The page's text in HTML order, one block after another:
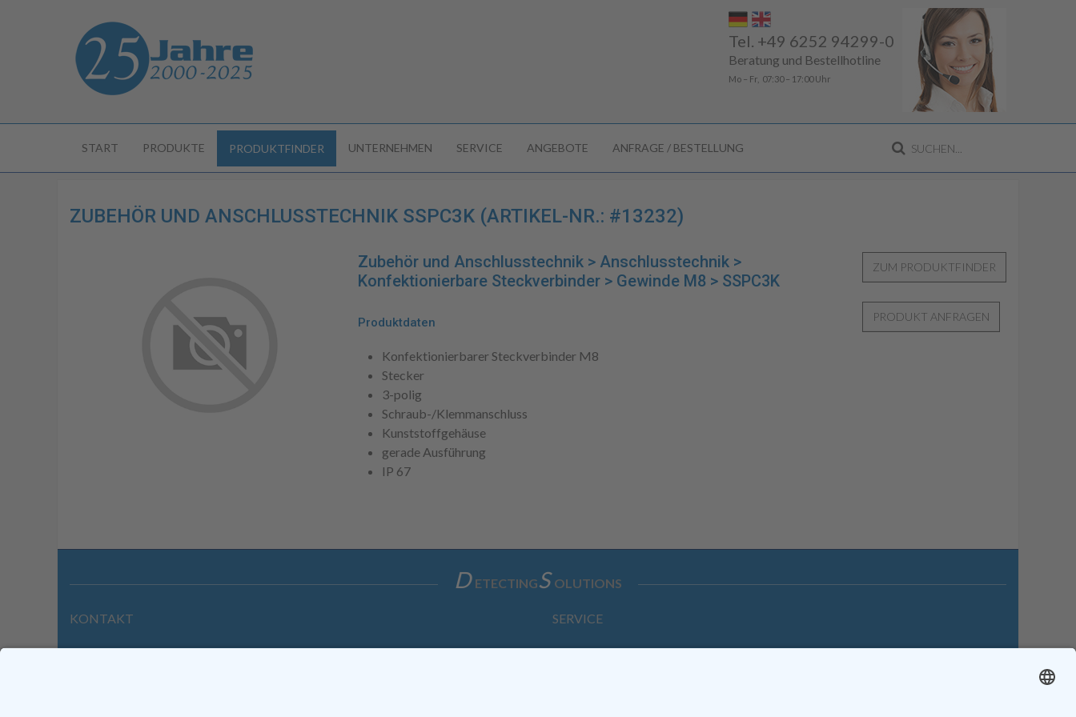
Tel. +49 6252 94299-0
Beratung und Bestellhotline
Mo – Fr, 07:30 – 17:00 Uhr
START PRODUKTE PRODUKTFINDER UNTERNEHMEN SERVICE ANGEBOTE ANFRAGE / BESTELLUNG
ZUBEHÖR UND ANSCHLUSSTECHNIK SSPC3K (ARTIKEL-NR.: #13232)
Zubehör und Anschlusstechnik > Anschlusstechnik >
Konfektionierbare Steckverbinder > Gewinde M8 > SSPC3K
Produktdaten
Konfektionierbarer Steckverbinder M8
Stecker
3-polig
Schraub-/Klemmanschluss
Kunststoffgehäuse
gerade Ausführung
IP 67
D ETECTINGS OLUTIONS
KONTAKT
Wilhelmstraße 39 | 64646 Heppenheim
SERVICE
Anfrage